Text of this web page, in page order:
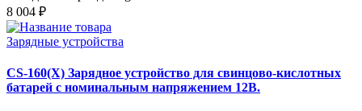
8 004 ₽
Зарядные устройства
CS-160(X) Зарядное устройство для свинцово-кислотных
батарей с номинальным напряжением 12В.